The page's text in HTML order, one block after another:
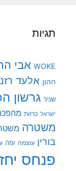
תגיות
WOKE אבי
ההון אלעד
שניר גרשון
ישראל כרזות
משטרה
בורין עוצמה עזה
פנחס